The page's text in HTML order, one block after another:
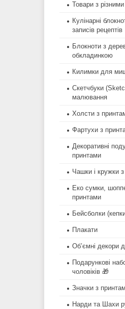
Товари з
Кулінарні
записів рецептів
Блокноти з
обкладинкою
Килимки для
Скетчбуки
малювання
Холсти з
Фартухи з
Декоративні
принтами
Чашки і кружки
Еко сумки,
принтами
Бейсболки
Плакати
Об’ємні декори
Подарункові
чоловіків 🎁
Значки з
Нарди та Шахи